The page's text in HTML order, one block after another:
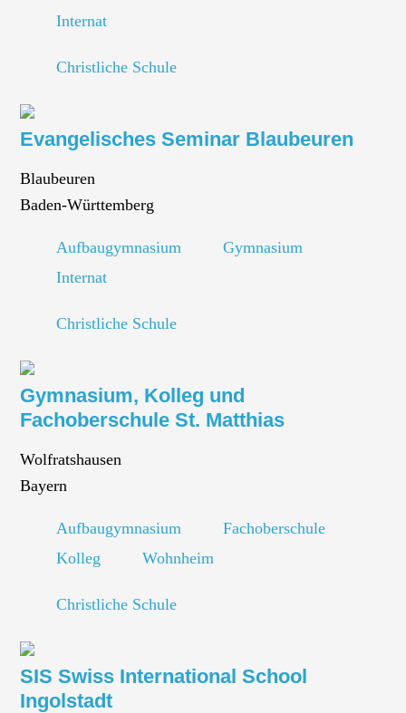
Internat
Christliche Schule
Evangelisches Seminar Blaubeuren
Blaubeuren
Baden-Württemberg
Aufbaugymnasium
Gymnasium
Internat
Christliche Schule
Gymnasium, Kolleg und
Fachoberschule St. Matthias
Wolfratshausen
Bayern
Aufbaugymnasium
Fachoberschule
Kolleg
Wohnheim
Christliche Schule
SIS Swiss International School
Ingolstadt